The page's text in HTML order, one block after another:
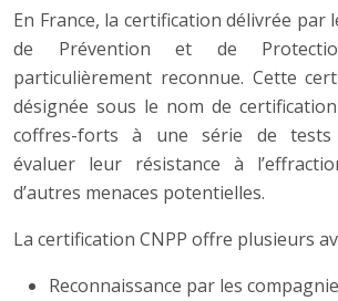
En France, la certification délivrée par
de Prévention et de
particulièrement reconnue. Cette
désignée sous le nom de
coffres-forts à une série de
évaluer leur résistance à
d’autres menaces potentielles.
La certification CNPP offre plusieurs
Reconnaissance par les